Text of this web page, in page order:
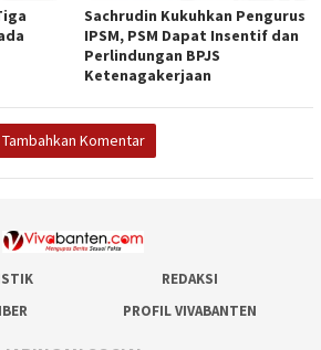
Sachrudin Kukuhkan Pengurus
IPSM, PSM Dapat Insentif dan
Perlindungan BPJS
Ketenagakerjaan
Tambahkan Komentar
REDAKSI
PROFIL VIVABANTEN